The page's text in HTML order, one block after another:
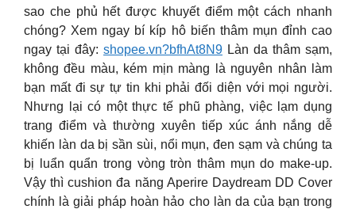
sao che phủ hết được khuyết điểm một cách nhanh
chóng? Xem ngay bí kíp hô biến thâm mụn đỉnh cao
ngay tại đây: shopee.vn?bfhAt8N9 Làn da thâm sạm,
không đều màu, kém mịn màng là nguyên nhân làm
bạn mất đi sự tự tin khi phải đối diện với mọi người.
Nhưng lại có một thực tế phũ phàng, việc lạm dụng
trang điểm và thường xuyên tiếp xúc ánh nắng dễ
khiến làn da bị sần sùi, nổi mụn, đen sạm và chúng ta
bị luẩn quẩn trong vòng tròn thâm mụn do make-up.
Vậy thì cushion đa năng Aperire Daydream DD Cover
chính là giải pháp hoàn hảo cho làn da của bạn trong